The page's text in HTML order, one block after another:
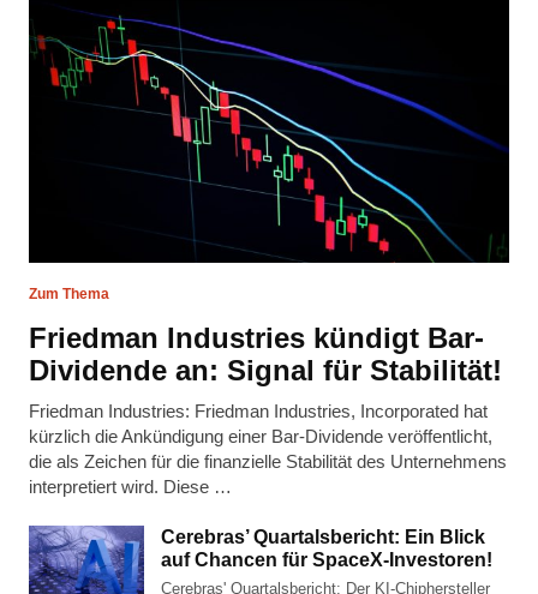
Zum Thema
Friedman Industries kündigt Bar-
Dividende an: Signal für Stabilität!
Friedman Industries: Friedman Industries, Incorporated hat
kürzlich die Ankündigung einer Bar-Dividende veröffentlicht,
die als Zeichen für die finanzielle Stabilität des Unternehmens
interpretiert wird. Diese …
Cerebras’ Quartalsbericht: Ein Blick
auf Chancen für SpaceX-Investoren!
Cerebras' Quartalsbericht: Der KI-Chiphersteller